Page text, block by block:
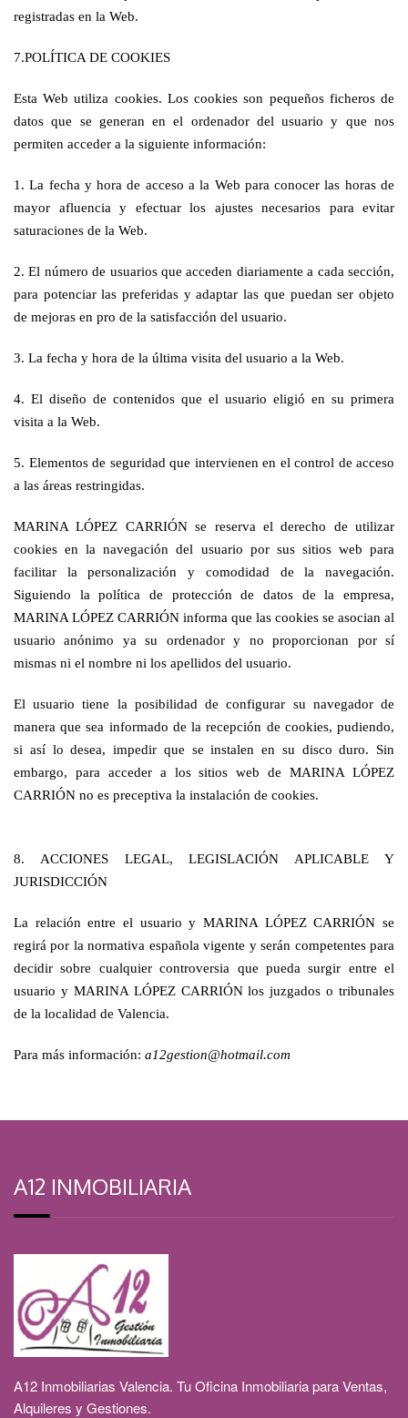
registradas en la Web.
7.POLÍTICA DE COOKIES
Esta Web utiliza cookies. Los cookies son pequeños ficheros de
datos que se generan en el ordenador del usuario y que nos
permiten acceder a la siguiente información:
1. La fecha y hora de acceso a la Web para conocer las horas de
mayor afluencia y efectuar los ajustes necesarios para evitar
saturaciones de la Web.
2. El número de usuarios que acceden diariamente a cada sección,
para potenciar las preferidas y adaptar las que puedan ser objeto
de mejoras en pro de la satisfacción del usuario.
3. La fecha y hora de la última visita del usuario a la Web.
4. El diseño de contenidos que el usuario eligió en su primera
visita a la Web.
5. Elementos de seguridad que intervienen en el control de acceso
a las áreas restringidas.
MARINA LÓPEZ CARRIÓN se reserva el derecho de utilizar
cookies en la navegación del usuario por sus sitios web para
facilitar la personalización y comodidad de la navegación.
Siguiendo la política de protección de datos de la empresa,
MARINA LÓPEZ CARRIÓN informa que las cookies se asocian al
usuario anónimo ya su ordenador y no proporcionan por sí
mismas ni el nombre ni los apellidos del usuario.
El usuario tiene la posibilidad de configurar su navegador de
manera que sea informado de la recepción de cookies, pudiendo,
si así lo desea, impedir que se instalen en su disco duro. Sin
embargo, para acceder a los sitios web de MARINA LÓPEZ
CARRIÓN no es preceptiva la instalación de cookies.
8. ACCIONES LEGAL, LEGISLACIÓN APLICABLE Y
JURISDICCIÓN
La relación entre el usuario y MARINA LÓPEZ CARRIÓN se
regirá por la normativa española vigente y serán competentes para
decidir sobre cualquier controversia que pueda surgir entre el
usuario y MARINA LÓPEZ CARRIÓN los juzgados o tribunales
de la localidad de Valencia.
Para más información: a12gestion@hotmail.com
A12 INMOBILIARIA
A12 Inmobiliarias Valencia. Tu Oficina Inmobiliaria para Ventas,
Alquileres y Gestiones.